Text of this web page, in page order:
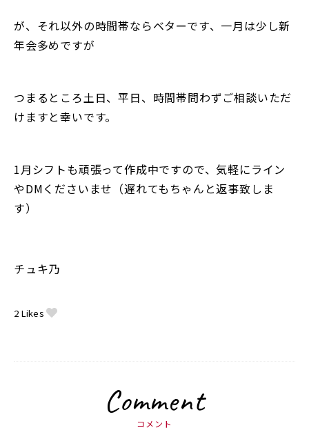
が、それ以外の時間帯ならベターです、一月は少し新
年会多めですが
つまるところ土日、平日、時間帯問わずご相談いただ
けますと幸いです。
1月シフトも頑張って作成中ですので、気軽にライン
やDMくださいませ（遅れてもちゃんと返事致しま
す）
チュキ乃
2 Likes
Comment
コメント